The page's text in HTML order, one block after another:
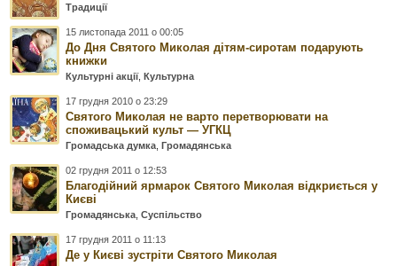
Традиції
15 листопада 2011 о 00:05
До Дня Святого Миколая дітям-сиротам подарують
книжки
Культурні акції,Культурна
17 грудня 2010 о 23:29
Святого Миколая не варто перетворювати на
споживацький культ — УГКЦ
Громадська думка ,Громадянська
02 грудня 2011 о 12:53
Благодійний ярмарок Святого Миколая відкриється у
Києві
Громадянська ,Суспільство
17 грудня 2011 о 11:13
Де у Києві зустріти Святого Миколая